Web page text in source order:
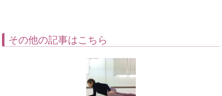
その他の記事はこちら